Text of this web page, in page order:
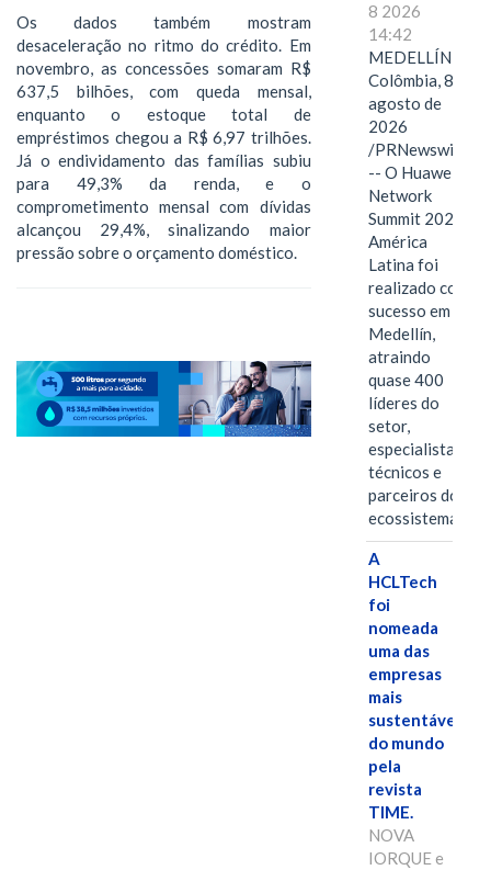
Os dados também mostram
desaceleração no ritmo do crédito. Em
novembro, as concessões somaram R$
637,5 bilhões, com queda mensal,
enquanto o estoque total de
empréstimos chegou a R$ 6,97 trilhões.
Já o endividamento das famílias subiu
para 49,3% da renda, e o
comprometimento mensal com dívidas
alcançou 29,4%, sinalizando maior
pressão sobre o orçamento doméstico.
8 2026
14:42
MEDELLÍN,
Colômbia, 8 de
agosto de
2026
/PRNewswire/
-- O Huawei
Network
Summit 2026
América
Latina foi
realizado com
sucesso em
Medellín,
atraindo
quase 400
líderes do
setor,
especialistas
técnicos e
parceiros do
ecossistema.…
A
HCLTech
foi
nomeada
uma das
empresas
mais
sustentáveis
do mundo
pela
revista
TIME.
NOVA
IORQUE e